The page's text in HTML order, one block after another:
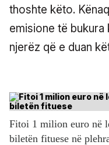
thoshte këto.
emisione të bukura
njerëz që e duan
Fitoi 1 milion euro në
biletën fituese në